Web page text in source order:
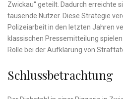
Zwickau“ geteilt. Dadurch erreichte
tausende Nutzer. Diese Strategie
Polizeiarbeit in den letzten Jahren
klassischen Pressemitteilung
Rolle bei der Aufklärung von
Schlussbetrachtung